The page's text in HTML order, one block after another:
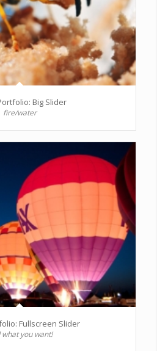
Big Slider
fire/water
Fullscreen Slider
what you want!